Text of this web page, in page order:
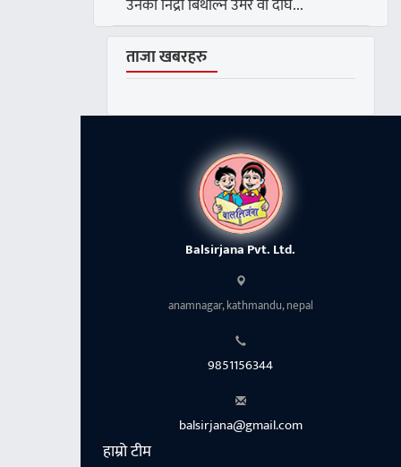
ताजा खबरहरु
Balsirjana Pvt. Ltd.
anamnagar, kathmandu, nepal
9851156344
balsirjana@gmail.com
हाम्रो टीम